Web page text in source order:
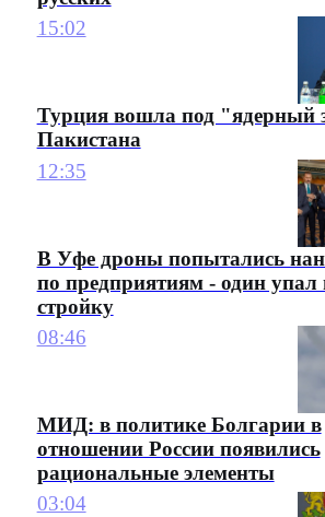
15:02
Турция вошла под "ядерный
Пакистана
12:35
В Уфе дроны попытались
по предприятиям - один упал
стройку
08:46
МИД: в политике Болгарии в
отношении России появились
рациональные элементы
03:04